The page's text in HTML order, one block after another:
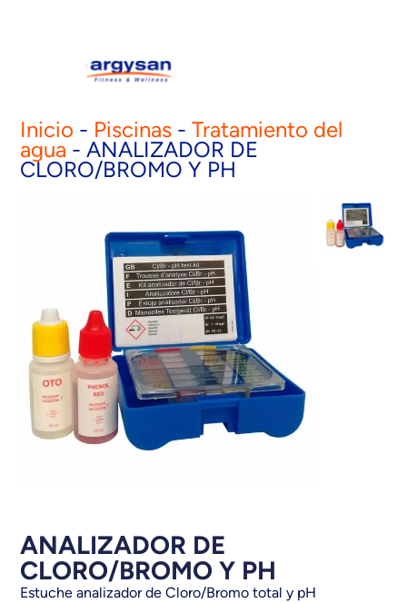
ANALIZADOR DE
CLORO/BROMO Y PH
Estuche analizador de Cloro/Bromo total y pH
Inicio - Piscinas -Tratamiento del
agua -ANALIZADOR DE
CLORO/BROMO Y PH